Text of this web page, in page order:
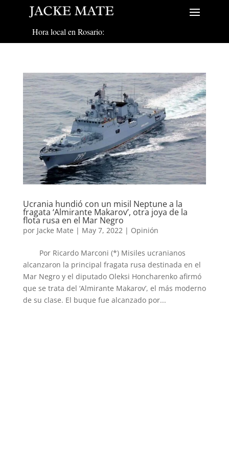
Hora local en Rosario:
Ucrania hundió con un misil Neptune a la
fragata ‘Almirante Makarov’, otra joya de la
flota rusa en el Mar Negro
por Jacke Mate | May 7, 2022| Opinión
Por Ricardo Marconi (*) Misiles ucranianos
alcanzaron la principal fragata rusa destinada en el
Mar Negro y el diputado Oleksi Honcharenko afirmó
que se trata del ‘Almirante Makarov’, el más moderno
de su clase. El buque fue alcanzado por...